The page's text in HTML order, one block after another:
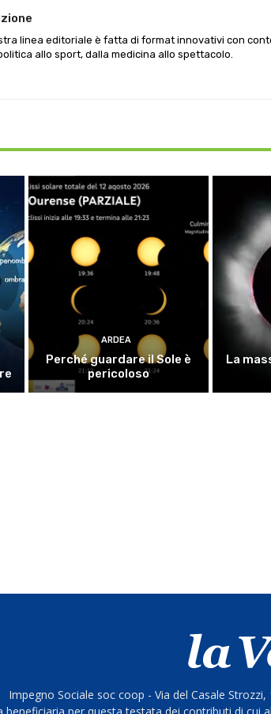
linea editoriale è fatta di format innovativi con
allo sport, dalla medicina allo spettacolo.
ARDEA
Perché guardare il Sole è
pericoloso
La
Impegno Sociale soc coop - Via del Casale